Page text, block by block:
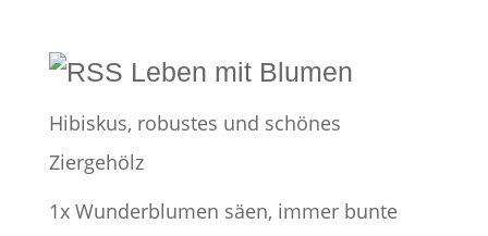
Leben mit Blumen
Hibiskus, robustes und schönes
Ziergehölz
1x Wunderblumen säen, immer bunte